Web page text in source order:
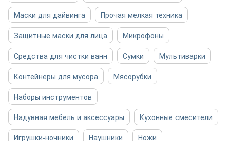
Маски для дайвинга
Прочая мелкая техника
Защитные маски для лица
Микрофоны
Средства для чистки ванн
Сумки
Мультиварки
Контейнеры для мусора
Мясорубки
Наборы инструментов
Надувная мебель и аксессуары
Кухонные смесители
Игрушки-ночники
Наушники
Ножи